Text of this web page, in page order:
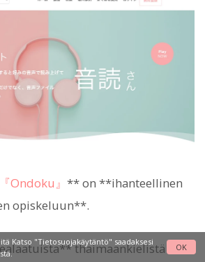
『Ondoku』 ** on **ihanteellinen
opiskeluun**.
thaimaankielistä
Katso "Tietosuojakäytäntö" saadaksesi
OK